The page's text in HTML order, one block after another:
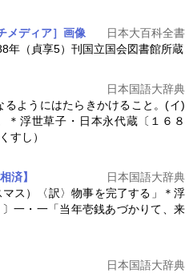
ディア］ 画像
日本大百科全書
（貞享5）刊国立国会図書館所蔵
日本国語大辞典
ようにはたらきかけること。(イ)
＊浮世草子・ 日本永代蔵 〔１６８
すし）
済】
日本国語大辞典
ス）〈訳〉物事を完了する」＊浮
〕一・一「当年壱銭あづかりて、来
日本国語大辞典